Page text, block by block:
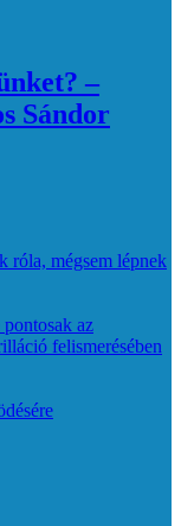
–
Sándor
róla, mégsem lépnek
az
felismerésében